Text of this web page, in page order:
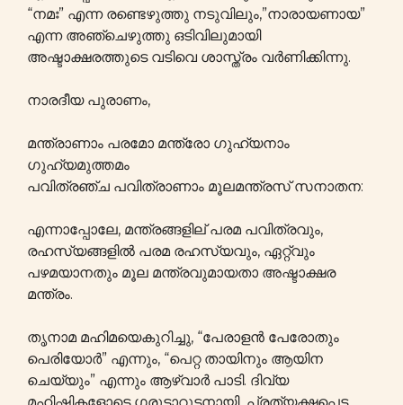
“നമഃ” എന്ന രണ്ടെഴുത്തു നടുവിലും,”നാരായണായ”
എന്ന അഞ്ചെഴുത്തു ഒടിവിലുമായി
അഷ്ടാക്ഷരത്തുടെ വടിവെ ശാസ്ത്രം വർണിക്കിന്നു.
നാരദീയ പുരാണം,
മന്ത്രാണാം പരമോ മന്ത്രോ ഗുഹ്യനാം
ഗുഹ്യമുത്തമം
പവിത്രഞ്ച പവിത്രാണാം മൂലമന്ത്രസ് സനാതന:
എന്നാപ്പോലേ, മന്ത്രങ്ങളില് പരമ പവിത്രവും,
രഹസ്യങ്ങളിൽ പരമ രഹസ്യവും, ഏറ്റ്‌വും
പഴമയാനതും മൂല മന്ത്രവുമായതാ അഷ്ടാക്ഷര
മന്ത്രം.
തൃനാമ മഹിമയെകുറിച്ചു, “പേരാളൻ പേരോതും
പെരിയോർ” എന്നും, “പെറ്റ തായിനും ആയിന
ചെയ്യും” എന്നും ആഴ്വാർ പാടി. ദിവ്യ